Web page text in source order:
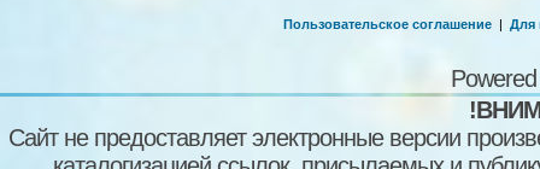
Пользовательское соглашение | Для
Сайт не предоставляет электронные версии